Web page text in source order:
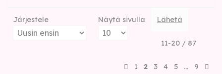
Järjestele Näytä sivulla Lähetä
11-20 / 87
1 2 3 4 5 … 9